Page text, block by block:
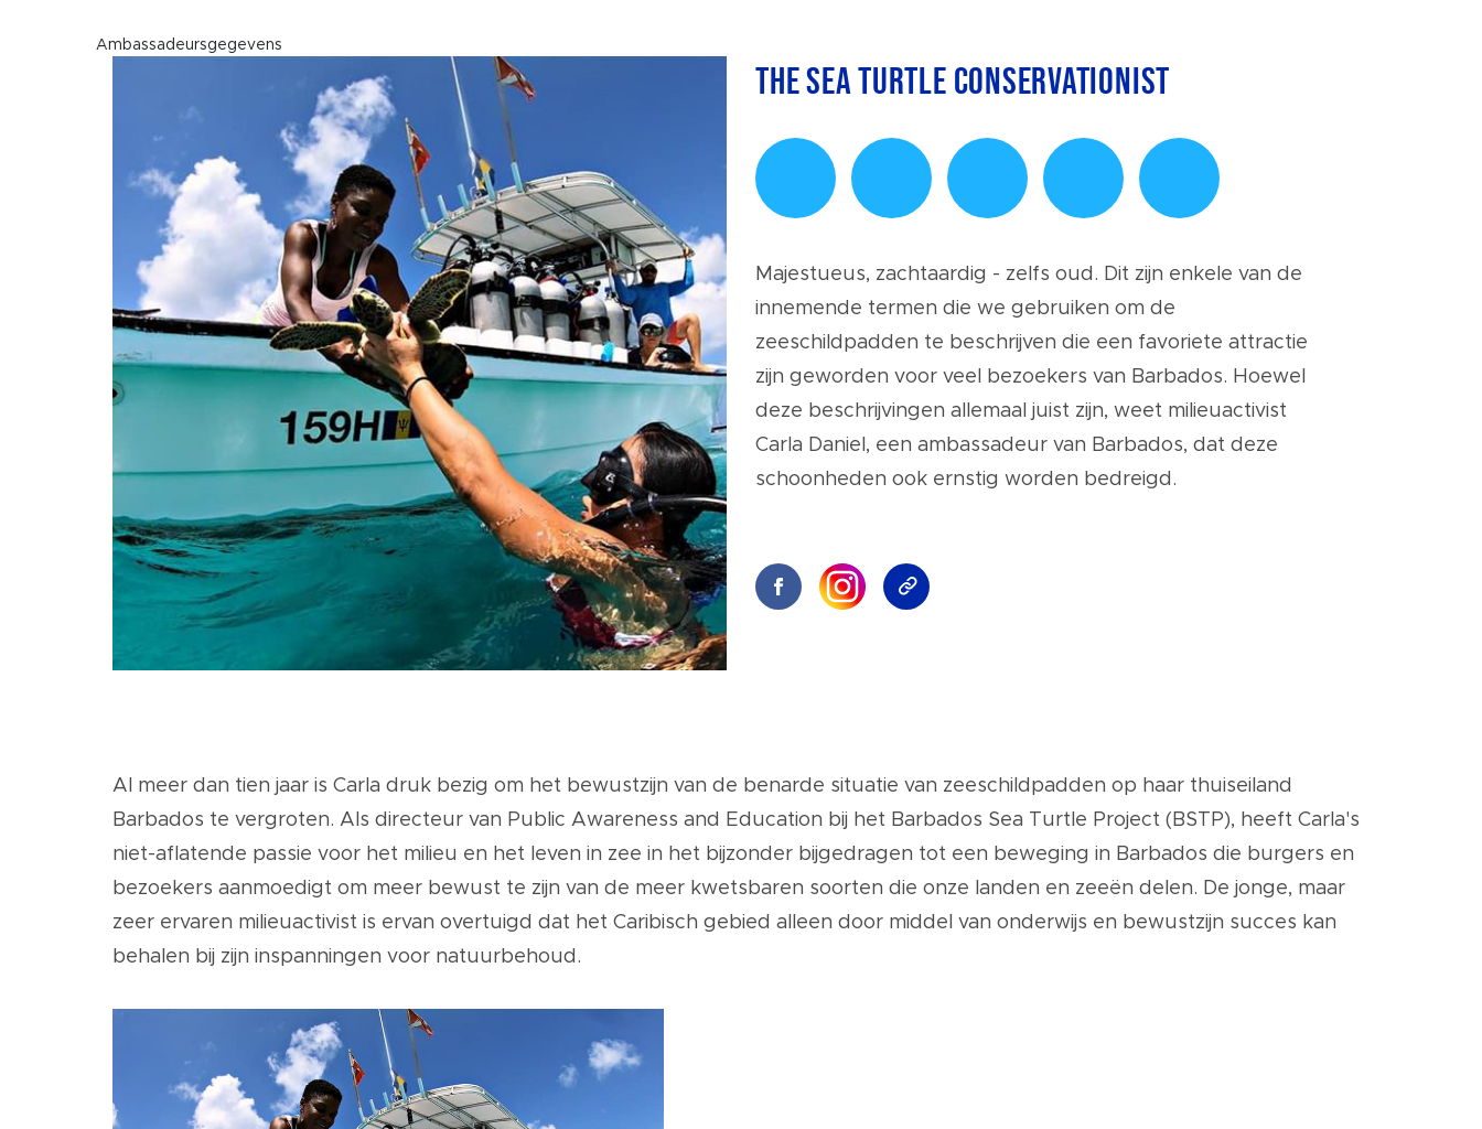
Ambassadeursgegevens
The Sea Turtle Conservationist
Majestueus, zachtaardig - zelfs oud. Dit zijn enkele van de
innemende termen die we gebruiken om de
zeeschildpadden te beschrijven die een favoriete attractie
zijn geworden voor veel bezoekers van Barbados. Hoewel
deze beschrijvingen allemaal juist zijn, weet milieuactivist
Carla Daniel, een ambassadeur van Barbados, dat deze
schoonheden ook ernstig worden bedreigd.
Al meer dan tien jaar is Carla druk bezig om het bewustzijn van de benarde situatie van zeeschildpadden op haar thuiseiland
Barbados te vergroten. Als directeur van Public Awareness and Education bij het Barbados Sea Turtle Project (BSTP), heeft Carla's
niet-aflatende passie voor het milieu en het leven in zee in het bijzonder bijgedragen tot een beweging in Barbados die burgers en
bezoekers aanmoedigt om meer bewust te zijn van de meer kwetsbaren soorten die onze landen en zeeën delen. De jonge, maar
zeer ervaren milieuactivist is ervan overtuigd dat het Caribisch gebied alleen door middel van onderwijs en bewustzijn succes kan
behalen bij zijn inspanningen voor natuurbehoud.